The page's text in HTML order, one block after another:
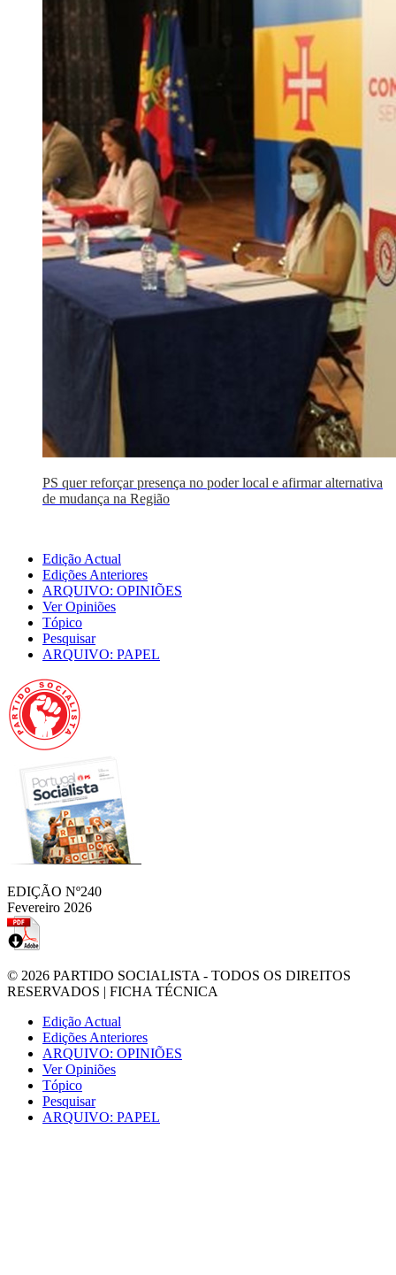
PS quer reforçar presença no poder local e afirmar alternativa
de mudança na Região
Edição Actual
Edições Anteriores
ARQUIVO: OPINIÕES
Ver Opiniões
Tópico
Pesquisar
ARQUIVO: PAPEL
EDIÇÃO Nº240
Fevereiro 2026
© 2026 PARTIDO SOCIALISTA - TODOS OS DIREITOS
RESERVADOS | FICHA TÉCNICA
Edição Actual
Edições Anteriores
ARQUIVO: OPINIÕES
Ver Opiniões
Tópico
Pesquisar
ARQUIVO: PAPEL